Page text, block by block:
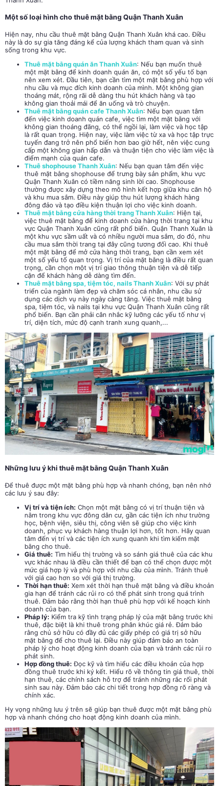
Một số loại hình cho thuê mặt bằng Quận Thanh Xuân
Hiện nay, nhu cầu thuê mặt bằng Quận Thanh Xuân khá cao. Điều
này là do sự gia tăng đáng kể của lượng khách tham quan và sinh
sống trong khu vực.
Thuê mặt bằng quán ăn Thanh Xuân: Nếu bạn muốn thuê
một mặt bằng để kinh doanh quán ăn, có một số yếu tố bạn
nên xem xét. Đầu tiên, bạn cần tìm một mặt bằng phù hợp với
nhu cầu và mục đích kinh doanh của mình. Một không gian
thoáng mát, rộng rãi dễ dàng thu hút khách hàng và tạo
không gian thoải mái để ăn uống và trò chuyện.
Thuê mặt bằng quán cafe Thanh Xuân: Nếu bạn quan tâm
đến việc kinh doanh quán cafe, việc tìm một mặt bằng với
không gian thoáng đãng, có thể ngồi lại, làm việc và học tập
là rất quan trọng. Hiện nay, việc làm việc từ xa và học tập trực
tuyến đang trở nên phổ biến hơn bao giờ hết, nên việc cung
cấp một không gian hấp dẫn và thuận tiện cho việc làm việc là
điểm mạnh của quán cafe.
Thuê shophouse Thanh Xuân: Nếu bạn quan tâm đến việc
thuê mặt bằng shophouse để trưng bày sản phẩm, khu vực
Quận Thanh Xuân có tiềm năng sinh lời cao. Shophouse
thường được xây dựng theo mô hình kết hợp giữa khu căn hộ
và khu mua sắm. Điều này giúp thu hút lượng khách hàng
đông đảo và tạo điều kiện thuận lợi cho việc kinh doanh.
Thuê mặt bằng cửa hàng thời trang Thanh Xuân: Hiện tại,
việc thuê mặt bằng để kinh doanh cửa hàng thời trang tại khu
vực Quận Thanh Xuân cũng rất phổ biến. Quận Thanh Xuân là
một khu vực sầm uất và có nhiều người mua sắm, do đó, nhu
cầu mua sắm thời trang tại đây cũng tương đối cao. Khi thuê
một mặt bằng để mở cửa hàng thời trang, bạn cần xem xét
một số yếu tố quan trọng. Vị trí của mặt bằng là điều rất quan
trọng, cần chọn một vị trí giao thông thuận tiện và dễ tiếp
cận để khách hàng dễ dàng tìm đến.
Thuê mặt bằng spa, tiệm tóc, nails Thanh Xuân: Với sự phát
triển của ngành làm đẹp và chăm sóc cá nhân, nhu cầu sử
dụng các dịch vụ này ngày càng tăng. Việc thuê mặt bằng
spa, tiệm tóc, và nails tại khu vực Quận Thanh Xuân cũng rất
phổ biến. Bạn cần phải cân nhắc kỹ lưỡng các yếu tố như vị
trí, diện tích, mức độ cạnh tranh xung quanh,...
Những lưu ý khi thuê mặt bằng Quận Thanh Xuân
Để thuê được một mặt bằng phù hợp và nhanh chóng, bạn nên nhớ
các lưu ý sau đây:
Vị trí và tiện ích: Chọn một mặt bằng có vị trí thuận tiện và
nằm trong khu vực đông dân cư, gần các tiện ích như trường
học, bệnh viện, siêu thị, công viên sẽ giúp cho việc kinh
doanh, phục vụ khách hàng thuận lợi hơn, tốt hơn. Hãy quan
tâm đến vị trí và các tiện ích xung quanh khi tìm kiếm mặt
bằng cho thuê.
Giá thuê: Tìm hiểu thị trường và so sánh giá thuê của các khu
vực khác nhau là điều cần thiết để bạn có thể chọn được một
mức giá hợp lý và phù hợp với nhu cầu của mình. Tránh thuê
với giá cao hơn so với giá thị trường.
Thời hạn thuê: Xem xét thời hạn thuê mặt bằng và điều khoản
gia hạn để tránh các rủi ro có thể phát sinh trong quá trình
thuê. Đảm bảo rằng thời hạn thuê phù hợp với kế hoạch kinh
doanh của bạn.
Pháp lý: Kiểm tra kỹ tình trạng pháp lý của mặt bằng trước khi
thuê, đặc biệt là khi thuê trong phân khúc giá rẻ. Đảm bảo
rằng chủ sở hữu có đầy đủ các giấy phép có giá trị sở hữu
mặt bằng để cho thuê lại. Điều này giúp đảm bảo an toàn
pháp lý cho hoạt động kinh doanh của bạn và tránh các rủi ro
phát sinh.
Hợp đồng thuê: Đọc kỹ và tìm hiểu các điều khoản của hợp
đồng thuê trước khi ký kết. Hiểu rõ về thông tin giá thuê, thời
hạn thuê, các chính sách hỗ trợ để tránh những rắc rối phát
sinh sau này. Đảm bảo các chi tiết trong hợp đồng rõ ràng và
chính xác.
Hy vọng những lưu ý trên sẽ giúp bạn thuê được một mặt bằng phù
hợp và nhanh chóng cho hoạt động kinh doanh của mình.